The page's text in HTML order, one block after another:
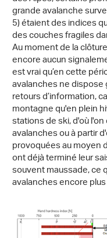
grande avalanche
5) étaient des indices
des couches fragiles
Au moment de la
encore aucun
est vrai qu’en cette
avalanches ne
retours d’information,
montagne qu'en plein
stations de ski, d'où
avalanches ou à partir
provoquées au moyen
ont déjà terminé leur
souvent maussade, ce
avalanches encore